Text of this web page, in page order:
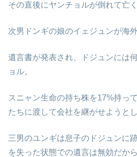
その直後にヤンチョルが倒れて亡
次男ドンギの娘のイェジュンが海
遺言書が発表され、ドジュンには
ョル。
スニャン生命の持ち株を17%持っ
たちに渡して会社を継がせようとし
三男のユンギは息子のドジュンに
を失った状態での遺言は無効だか